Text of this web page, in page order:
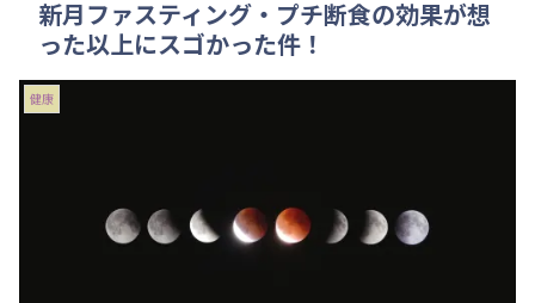
新月ファスティング・プチ断食の効果が想
った以上にスゴかった件！
健康